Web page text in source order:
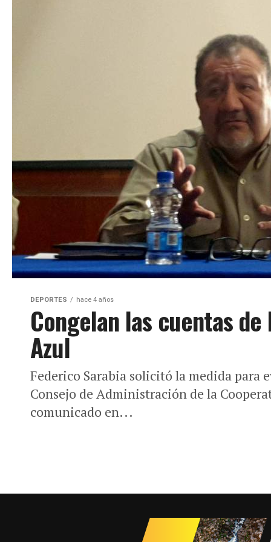
DEPORTES hace 4 años
Congelan las cuentas
Azul
Federico Sarabia solicitó la medida para
Consejo de Administración de la
comunicado en...